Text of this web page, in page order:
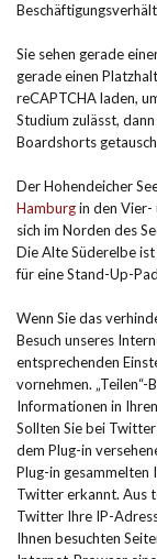
Sie sehen gerade
gerade einen
reCAPTCHA laden,
Studium zulässt,
Boardshorts
Der Hohendeicher
Hamburgin den Vier-
sich im Norden des
Die Alte Süderelbe
für eine Stand-Up-
Wenn Sie das
Besuch unseres
entsprechenden
vornehmen.
Informationen in
Sollten Sie bei
dem Plug-in
Plug-in gesammelten
Twitter erkannt. Aus
Twitter Ihre IP-
Ihnen besuchten